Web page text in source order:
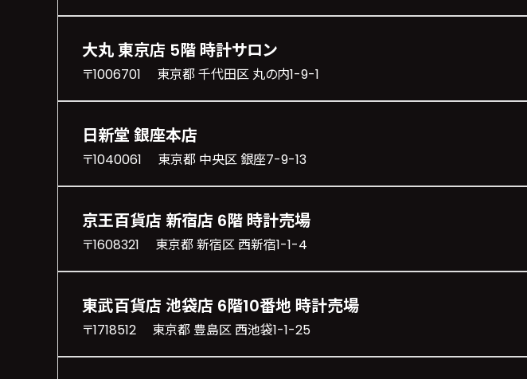
大丸 東京店 5階 時計サロン
〒1006701 東京都 千代田区 丸の内1-9-1
日新堂 銀座本店
〒1040061 東京都 中央区 銀座7-9-13
京王百貨店 新宿店 6階 時計売場
〒1608321 東京都 新宿区 西新宿1-1-4
東武百貨店 池袋店 6階10番地 時計売場
〒1718512 東京都 豊島区 西池袋1-1-25